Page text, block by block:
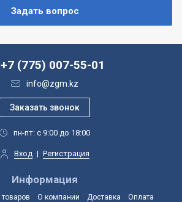
+7 (775) 007-55-01
info@zgm.kz
пн-пт: с 9:00 до 18:00
Вход | Регистрация
Информация
О компании Доставка
Оплата